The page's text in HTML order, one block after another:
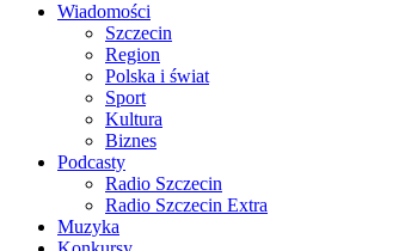
Wiadomości
Szczecin
Region
Polska i świat
Sport
Kultura
Biznes
Podcasty
Radio Szczecin
Radio Szczecin Extra
Muzyka